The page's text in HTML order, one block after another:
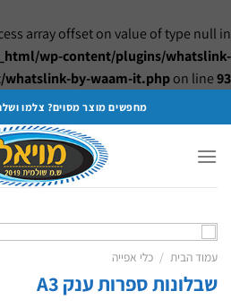
array offset on value of type null in
wp-content/plugins/whatslink-
whatslink-by-waam-it.phpon line93
to
מחפשים מוצר מסוים? צלמו
עמוד הבית / כלי אפייה
שבלונות ספרות ענק A3